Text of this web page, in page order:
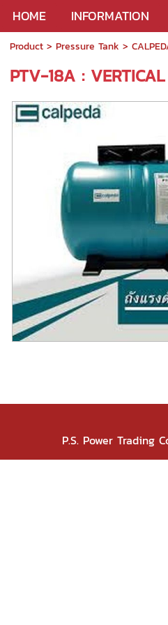
HOME INFORMATION
Product> Pressure Tank >
PTV-18A :
P.S. Power Trading